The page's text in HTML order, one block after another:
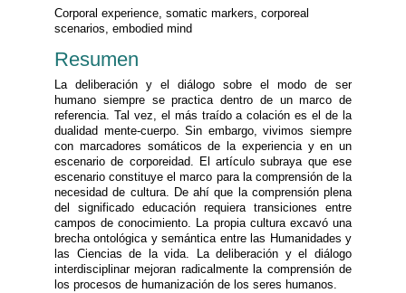
Corporal experience, somatic markers, corporeal
scenarios, embodied mind
Resumen
La deliberación y el diálogo sobre el modo de ser
humano siempre se practica dentro de un marco de
referencia. Tal vez, el más traído a colación es el de la
dualidad mente-cuerpo. Sin embargo, vivimos siempre
con marcadores somáticos de la experiencia y en un
escenario de corporeidad. El artículo subraya que ese
escenario constituye el marco para la comprensión de la
necesidad de cultura. De ahí que la comprensión plena
del significado educación requiera transiciones entre
campos de conocimiento. La propia cultura excavó una
brecha ontológica y semántica entre las Humanidades y
las Ciencias de la vida. La deliberación y el diálogo
interdisciplinar mejoran radicalmente la comprensión de
los procesos de humanización de los seres humanos.